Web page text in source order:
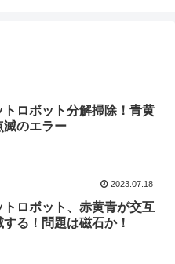
トロボット分解掃除！青黄
滅のエラー
2023.07.18
トロボット、赤黄青が交互
する！問題は磁石か！